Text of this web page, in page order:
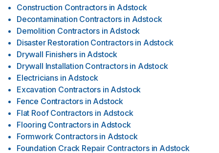
Construction Contractors in Adstock
Decontamination Contractors in Adstock
Demolition Contractors in Adstock
Disaster Restoration Contractors in Adstock
Drywall Finishers in Adstock
Drywall Installation Contractors in Adstock
Electricians in Adstock
Excavation Contractors in Adstock
Fence Contractors in Adstock
Flat Roof Contractors in Adstock
Flooring Contractors in Adstock
Formwork Contractors in Adstock
Foundation Crack Repair Contractors in Adstock